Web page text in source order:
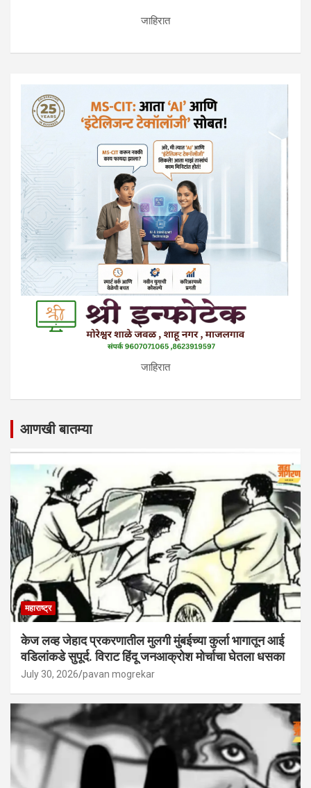
जाहिरात
जाहिरात
आणखी बातम्या
महाराष्ट्र
केज लव्ह जेहाद प्रकरणातील मुलगी मुंबईच्या कुर्ला भागातून आई
वडिलांकडे सुपूर्द. विराट हिंदू जनआक्रोश मोर्चाचा घेतला धसका
July 30, 2026 pavan mogrekar